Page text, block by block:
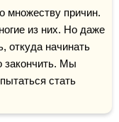
множеству причин.
из них. Но даже
откуда начинать
закончить. Мы
стать